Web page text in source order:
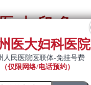
医大印象
医大妇科医院
人民医院医联体-免挂号费
（仅限网络/电话预约）